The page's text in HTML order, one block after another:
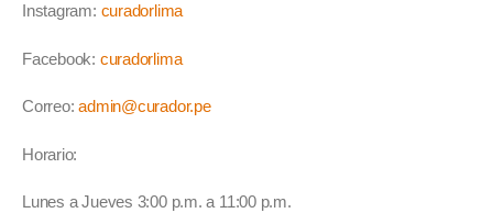
Instagram: curadorlima
Facebook: curadorlima
Correo:admin@curador.pe
Horario:
Lunes a Jueves 3:00 p.m. a 11:00 p.m.